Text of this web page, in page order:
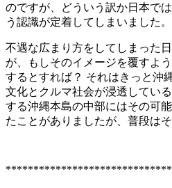
のですが、どういう訳か日本で
う認識が定着してしまいました。
不遇な広まり方をしてしまった
が、もしそのイメージを覆すよ
するとすれば？ それはきっと沖
文化とクルマ社会が浸透してい
する沖縄本島の中部にはその可
たことがありましたが、普段は